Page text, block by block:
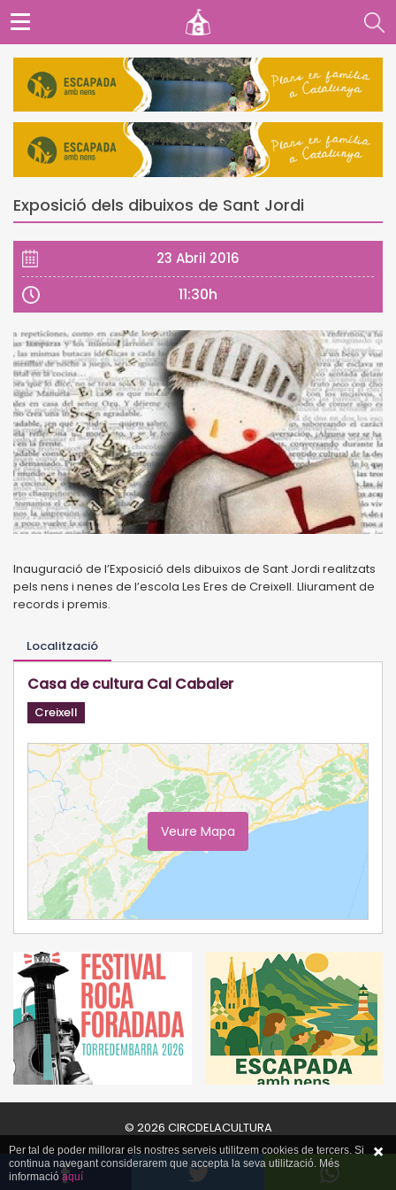
Exposició dels dibuixos de Sant Jordi
23 Abril 2016
11:30h
Inauguració de l’Exposició dels dibuixos de Sant Jordi realitzats
pels nens i nenes de l’escola Les Eres de Creixell. Lliurament de
records i premis.
Localització
Casa de cultura Cal Cabaler
Creixell
Veure Mapa
© 2026 CIRCDELACULTURA
Per tal de poder millorar els nostres serveis utilitzem cookies de tercers. Si
continua navegant considerarem que accepta la seva utilització. Més
informacióaquí